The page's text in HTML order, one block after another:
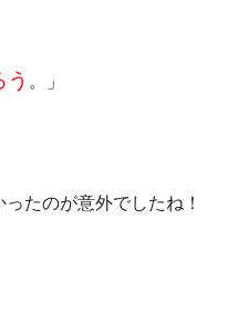
。」
たのが意外でしたね！